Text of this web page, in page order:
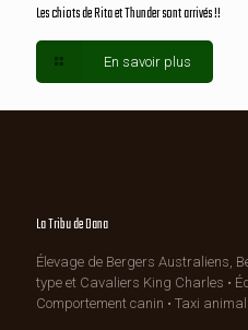
Les chiots de Rita et Thunder sont arrivés !!
En savoir plus
La Tribu de Dana
Élevage de Bergers Australiens,
type et Cavaliers King Charles •
Comportement canin • Taxi